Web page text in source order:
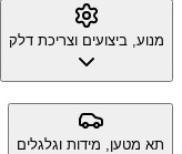
מנוע, ביצועים וצריכת דלק
תא מטען, מידות וגלגלים